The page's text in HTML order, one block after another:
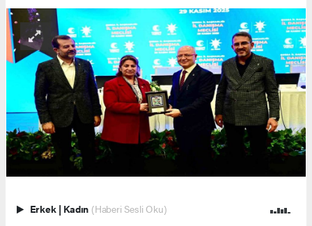
Erkek | Kadın (Haberi Sesli Oku)